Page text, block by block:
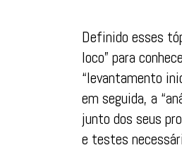
Definido esses
loco” para
“levantamento
em seguida, a
junto dos seus
e testes